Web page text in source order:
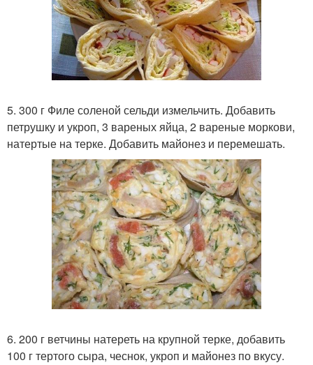
5. 300 г Филе соленой сельди измельчить. Добавить
петрушку и укроп, 3 вареных яйца, 2 вареные моркови,
натертые на терке. Добавить майонез и перемешать.
6. 200 г ветчины натереть на крупной терке, добавить
100 г тертого сыра, чеснок, укроп и майонез по вкусу.